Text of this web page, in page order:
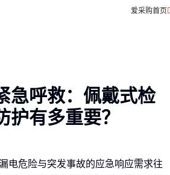
爱采购首页
急呼救：佩戴式检
护有多重要？
电危险与突发事故的应急响应需求往